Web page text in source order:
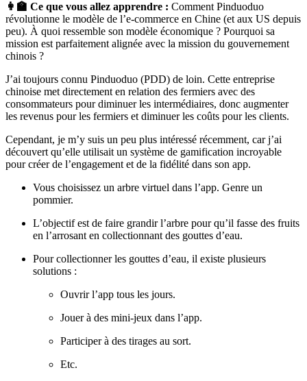
👩‍🏫 Ce que vous allez apprendre : Comment Pinduoduo
révolutionne le modèle de l’e-commerce en Chine (et aux US depuis
peu). À quoi ressemble son modèle économique ? Pourquoi sa
mission est parfaitement alignée avec la mission du gouvernement
chinois ?
J’ai toujours connu Pinduoduo (PDD) de loin. Cette entreprise
chinoise met directement en relation des fermiers avec des
consommateurs pour diminuer les intermédiaires, donc augmenter
les revenus pour les fermiers et diminuer les coûts pour les clients.
Cependant, je m’y suis un peu plus intéressé récemment, car j’ai
découvert qu’elle utilisait un système de gamification incroyable
pour créer de l’engagement et de la fidélité dans son app.
Vous choisissez un arbre virtuel dans l’app. Genre un
pommier.
L’objectif est de faire grandir l’arbre pour qu’il fasse des fruits
en l’arrosant en collectionnant des gouttes d’eau.
Pour collectionner les gouttes d’eau, il existe plusieurs
solutions :
Ouvrir l’app tous les jours.
Jouer à des mini-jeux dans l’app.
Participer à des tirages au sort.
Etc.